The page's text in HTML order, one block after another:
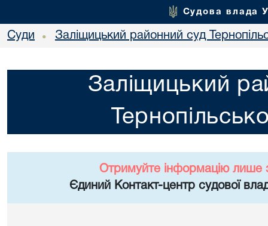
Судова влада
Суди • Заліщицький районний суд
Заліщицький
Отримуйте інформацію лише
Єдиний Контакт-центр судової